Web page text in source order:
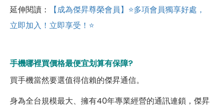
延伸閱讀：
【成為傑昇尊榮會員】⭐多項會員獨享好處，
立即加入！立即享受！⭐
手機哪裡買價格最便宜划算有保障?
買手機當然要選值得信賴的傑昇通信。
身為全台規模最大、擁有40年專業經營的通訊連鎖，傑昇